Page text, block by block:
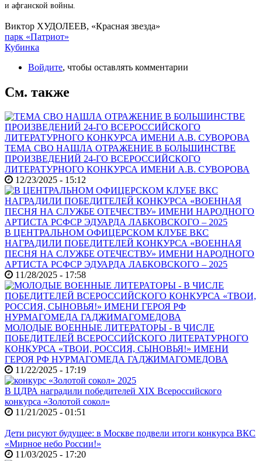
и афганской войны.
Виктор ХУДОЛЕЕВ, «Красная звезда»
парк «Патриот»
Кубинка
Войдите, чтобы оставлять комментарии
См. также
ТЕМА СВО НАШЛА ОТРАЖЕНИЕ В БОЛЬШИНСТВЕ
ПРОИЗВЕДЕНИЙ 24-ГО ВСЕРОССИЙСКОГО
ЛИТЕРАТУРНОГО КОНКУРСА ИМЕНИ А.В. СУВОРОВА
12/23/2025 - 15:12
В ЦЕНТРАЛЬНОМ ОФИЦЕРСКОМ КЛУБЕ ВКС
НАГРАДИЛИ ПОБЕДИТЕЛЕЙ КОНКУРСА «ВОЕННАЯ
ПЕСНЯ НА СЛУЖБЕ ОТЕЧЕСТВУ» ИМЕНИ НАРОДНОГО
АРТИСТА РСФСР ЭДУАРДА ЛАБКОВСКОГО – 2025
11/28/2025 - 17:58
МОЛОДЫЕ ВОЕННЫЕ ЛИТЕРАТОРЫ - В ЧИСЛЕ
ПОБЕДИТЕЛЕЙ ВСЕРОССИЙСКОГО ЛИТЕРАТУРНОГО
КОНКУРСА «ТВОИ, РОССИЯ, СЫНОВЬЯ!» ИМЕНИ
ГЕРОЯ РФ НУРМАГОМЕДА ГАДЖИМАГОМЕДОВА
11/22/2025 - 17:19
В ЦДРА наградили победителей XIX Всероссийского
конкурса «Золотой сокол»
11/21/2025 - 01:51
Дети рисуют будущее: в Москве подвели итоги конкурса ВКС
«Мирное небо России!»
11/03/2025 - 17:20